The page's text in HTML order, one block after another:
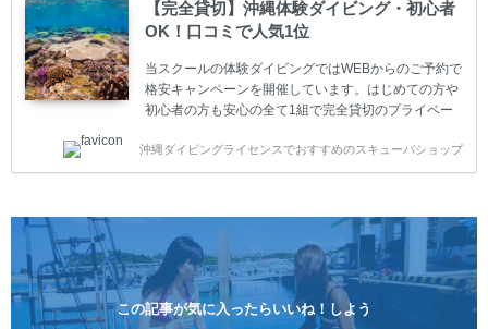
10%OFF、フル器材レンタルが50%OFFになります。
沖縄本島周辺ビーチ・ファンダイビング ￥13800(税
込)【 2ビーチ 】 ウエイト / タンク / 送迎...
【完全貸切】沖縄体験ダイビング・初心者
OK！口コミで人気1位
当スクールの体験ダイビングではWEBからのご予約で
格安キャンペーンを開催しています。はじめての方や
初心者の方も安心の全て1組で完全貸切のプライベー
1人様から気軽にご参加ください。 全てのコースで高
画質の記念撮影&水中撮影付きです。初心者の方やダ
す。 沖縄本島周辺ビーチ・体験ダイビング 格安キャ
ンペーン！！￥16800 ￥11800(税込) 器材 / 送迎 / 保
険 / 全て込み ダイビングがはじめての方や初心者でも
気軽に体験できる半日のコース。沖縄本島のビーチか
らのんびりダイビングを楽しめます...
沖縄ダイビングライセンスでおすすめのスキューバショップ
この記事が気に入ったらいいね！しよう